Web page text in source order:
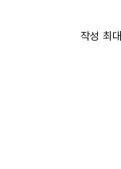
작성 최대